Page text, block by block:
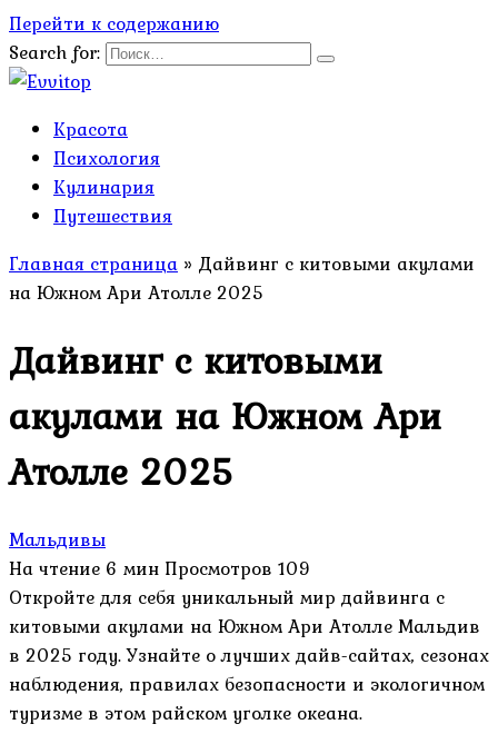
Перейти к содержанию
Search for:
Красота
Психология
Кулинария
Путешествия
Главная страница » Дайвинг с китовыми акулами
на Южном Ари Атолле 2025
Дайвинг с китовыми
акулами на Южном Ари
Атолле 2025
Мальдивы
На чтение 6 мин Просмотров 109
Откройте для себя уникальный мир дайвинга с
китовыми акулами на Южном Ари Атолле Мальдив
в 2025 году. Узнайте о лучших дайв-сайтах, сезонах
наблюдения, правилах безопасности и экологичном
туризме в этом райском уголке океана.